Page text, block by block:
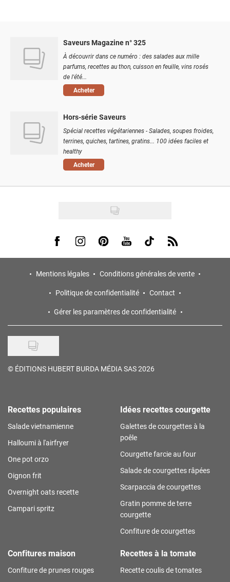
Saveurs Magazine n° 325
À découvrir dans ce numéro : des salades aux mille
parfums, recettes au thon, cuisson en feuille, vins rosés
de l'été...
Acheter
Hors-série Saveurs
Spécial recettes végétariennes - Salades, soupes froides,
terrines, quiches, tartines, gratins... 100 idées faciles et
healthy
Acheter
Visit us on Facebook
Visit us on Instagram
Visit us on Pinterest
Visit us on Youtube
Visit us on Tiktok
Visit us on Rss
Mentions légales
Conditions générales de vente
Politique de confidentialité
Contact
Gérer les paramètres de confidentialité
© ÉDITIONS HUBERT BURDA MÉDIA SAS 2026
Recettes populaires
Salade vietnamienne
Halloumi à l'airfryer
One pot orzo
Oignon frit
Overnight oats recette
Campari spritz
Idées recettes courgette
Galettes de courgettes à la
poêle
Courgette farcie au four
Salade de courgettes râpées
Scarpaccia de courgettes
Gratin pomme de terre
courgette
Confiture de courgettes
Confitures maison
Confiture de prunes rouges
Recettes à la tomate
Recette coulis de tomates